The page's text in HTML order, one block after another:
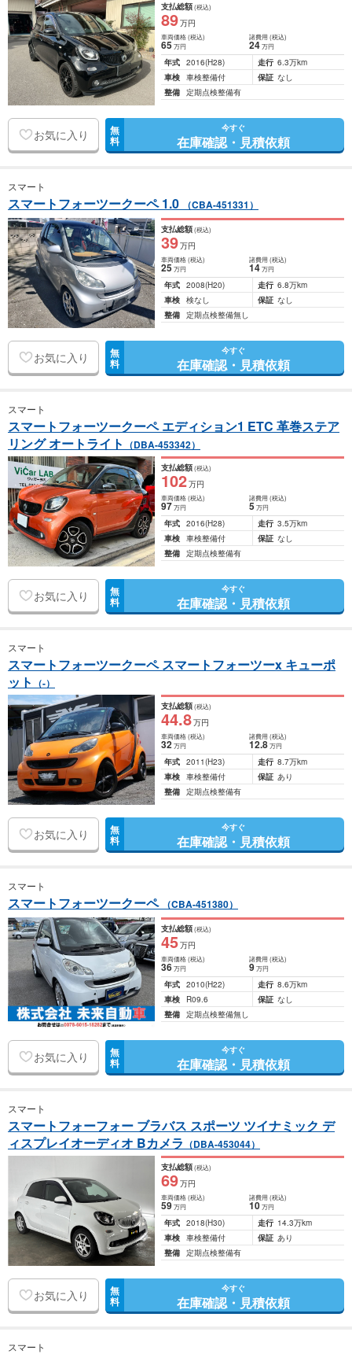
支払総額(税込)
89万円
車両価格(税込)
65万円
諸費用 (税込)
24 万円
年式 2016(H28) 走行 6.3万km
車検 車検整備付 保証 なし
整備 定期点検整備有
お気に入り 無
料
今すぐ
在庫確認・見積依頼
スマート
スマートフォーツークーペ 1.0 （CBA-451331）
支払総額(税込)
39万円
車両価格(税込)
25万円
諸費用 (税込)
14 万円
年式 2008(H20) 走行 6.8万km
車検 検なし 保証 なし
整備 定期点検整備無し
お気に入り 無
料
今すぐ
在庫確認・見積依頼
スマート
スマートフォーツークーペ エディション1 ETC 革巻ステア
リング オートライト （DBA-453342）
支払総額(税込)
102万円
車両価格(税込)
97万円
諸費用 (税込)
5 万円
年式 2016(H28) 走行 3.5万km
車検 車検整備付 保証 なし
整備 定期点検整備有
お気に入り 無
料
今すぐ
在庫確認・見積依頼
スマート
スマートフォーツークーペ スマートフォーツーx キューポ
ット （-）
支払総額(税込)
44.8万円
車両価格(税込)
32万円
諸費用 (税込)
12.8 万円
年式 2011(H23) 走行 8.7万km
車検 車検整備付 保証 あり
整備 定期点検整備有
お気に入り 無
料
今すぐ
在庫確認・見積依頼
スマート
スマートフォーツークーペ （CBA-451380）
支払総額(税込)
45万円
車両価格(税込)
36万円
諸費用 (税込)
9 万円
年式 2010(H22) 走行 8.6万km
車検
R09.6 保証 なし
整備 定期点検整備無し
お気に入り 無
料
今すぐ
在庫確認・見積依頼
スマート
スマートフォーフォー ブラバス スポーツ ツイナミック デ
ィスプレイオーディオ Bカメラ （DBA-453044）
支払総額(税込)
69万円
車両価格(税込)
59万円
諸費用 (税込)
10 万円
年式 2018(H30) 走行 14.3万km
車検 車検整備付 保証 あり
整備 定期点検整備有
お気に入り 無
料
今すぐ
在庫確認・見積依頼
スマート